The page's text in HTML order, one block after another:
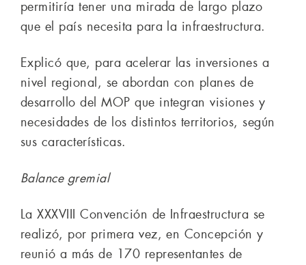
permitiría tener una mirada de largo plazo
que el país necesita para la infraestructura.
Explicó que, para acelerar las inversiones a
nivel regional, se abordan con planes de
desarrollo del MOP que integran visiones y
necesidades de los distintos territorios, según
sus características.
Balance gremial
La XXXVIII Convención de Infraestructura se
realizó, por primera vez, en Concepción y
reunió a más de 170 representantes de